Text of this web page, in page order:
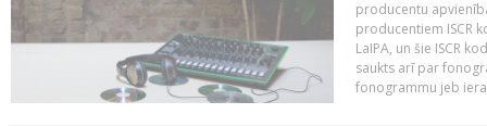
producentu
producentiem ISCR
LaIPA, un šie ISCR
saukts arī par
fonogrammu jeb